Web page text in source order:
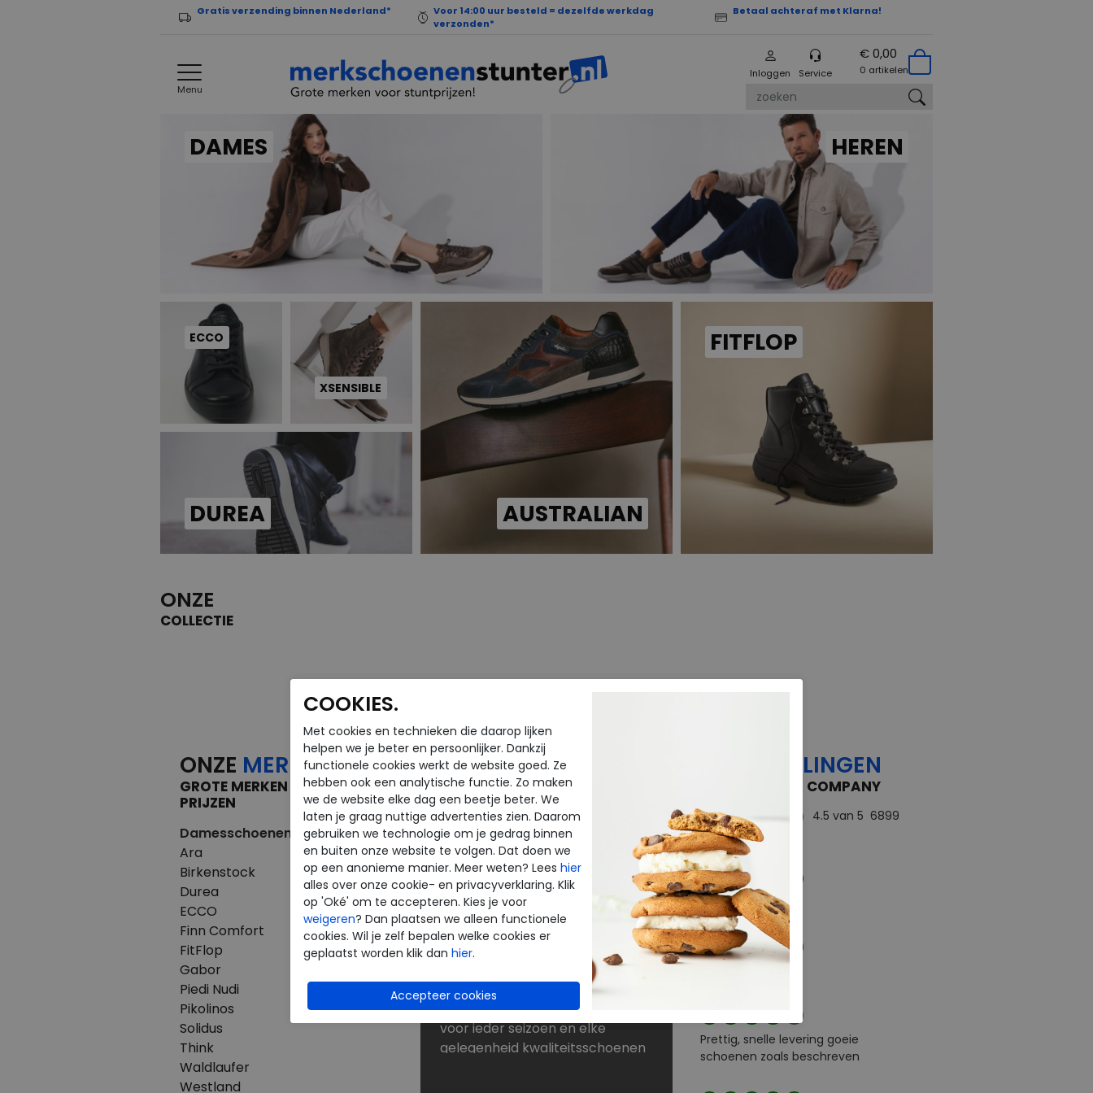
Gratis verzending binnen Nederland*
Voor 14:00 uur besteld = dezelfde werkdag
verzonden*
Betaal achteraf met Klarna!
Menu
Inloggen Service
€ 0,00
0 artikelen
DAMES HEREN
ECCO
XSENSIBLE
DUREA AUSTRALIAN
FITFLOP
ONZE
COLLECTIE
ONZE MERKEN
GROTE MERKEN VOOR KLEINE
PRIJZEN
Damesschoenen
Ara
Birkenstock
Durea
ECCO
Finn Comfort
FitFlop
Gabor
Piedi Nudi
Pikolinos
Solidus
Think
Waldlaufer
Westland
Herenschoenen
Australian
Birkenstock
Clarks
ECCO
Finn Comfort
Mephisto
Westland
NU KORTINGEN TOT 60%
Dé schoenen outlet met grote
merken
Bij Merkschoenenstunter vindt u
outlet schoenen van de beste
merken. De new arrivals van uw
favoriete merk verrassen elke
keer weer. Op zoek naar
schoenen voor lange
strandwandelingen? Naar
laarzen voor de winter? Of kunt u
nog wel een paar slippers of
sandalen gebruiken? U shopt
voor ieder seizoen en elke
gelegenheid kwaliteitsschoenen
BEOORDELINGEN
THE FEEDBACK COMPANY
4.5 van 5 6899
beoordelingen
Goed
Prettig, snelle levering goeie
schoenen zoals beschreven
COOKIES.
Met cookies en technieken die daarop lijken
helpen we je beter en persoonlijker. Dankzij
functionele cookies werkt de website goed. Ze
hebben ook een analytische functie. Zo maken
we de website elke dag een beetje beter. We
laten je graag nuttige advertenties zien. Daarom
gebruiken we technologie om je gedrag binnen
en buiten onze website te volgen. Dat doen we
op een anonieme manier. Meer weten? Lees hier
alles over onze cookie- en privacyverklaring. Klik
op 'Oké' om te accepteren. Kies je voor
weigeren? Dan plaatsen we alleen functionele
cookies. Wil je zelf bepalen welke cookies er
geplaatst worden klik dan hier.